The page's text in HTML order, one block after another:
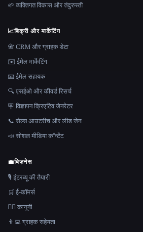
🌱 व्यक्तिगत विकास और तंदुरुस्ती
📈बिक्री और मार्केटिंग
📇 CRM और ग्राहक डेटा
✉️ ईमेल मार्केटिंग
📧 ईमेल सहायक
🔍 एसईओ और कीवर्ड रिसर्च
🪧 विज्ञापन क्रिएटिव जेनरेटर
📞 सेल्स आउटरीच और लीड जेन
📣 सोशल मीडिया कॉन्टेंट
💼बिज़नेस
🎙️ इंटरव्यू की तैयारी
🛒 ई-कॉमर्स
👩‍⚖️ कानूनी
👨‍💻 ग्राहक सहेयता